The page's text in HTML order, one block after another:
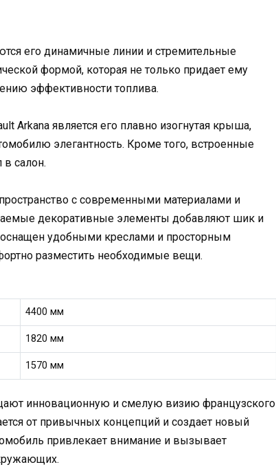
его динамичные линии и стремительные
формой, которая не только придает ему
эффективности топлива.
Arkana является его плавно изогнутая крыша,
элегантность. Кроме того, встроенные
салон.
с современными материалами и
декоративные элементы добавляют шик и
удобными креслами и просторным
разместить необходимые вещи.
4400 мм
1820 мм
1570 мм
инновационную и смелую визию французского
от привычных концепций и создает новый
привлекает внимание и вызывает